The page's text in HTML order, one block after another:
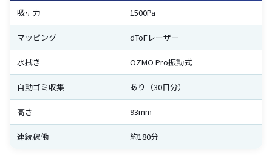
吸引力 1500Pa
マッピング dToFレーザー
水拭き OZMO Pro振動式
自動ゴミ収集 あり（30日分）
高さ 93mm
連続稼働 約180分